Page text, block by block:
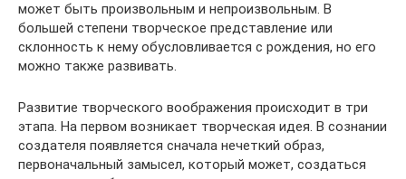
может быть произвольным и непроизвольным. В
большей степени творческое представление или
склонность к нему обусловливается с рождения, но его
можно также развивать.
Развитие творческого воображения происходит в три
этапа. На первом возникает творческая идея. В сознании
создателя появляется сначала нечеткий образ,
первоначальный замысел, который может, создаться